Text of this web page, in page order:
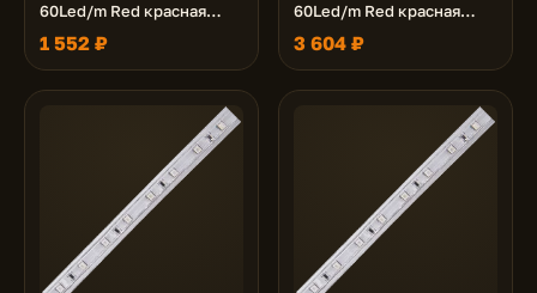
60Led/m Red красная
лента 20м.
1 552 ₽
60Led/m Red красная
лента 50м.
3 604 ₽